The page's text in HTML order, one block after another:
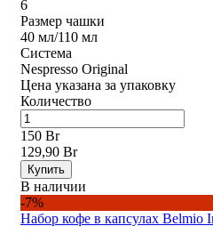
6
Размер чашки
40 мл/110 мл
Система
Nespresso Original
Цена указана за упаковку
Количество
150 Br
129,90 Br
Купить
В наличии
-7%
Набор кофе в капсулах Belmio